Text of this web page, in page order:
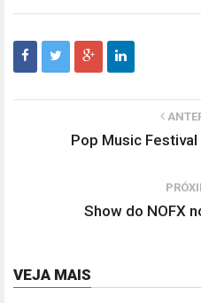
Pop Music
Show do NOFX
VEJA MAIS